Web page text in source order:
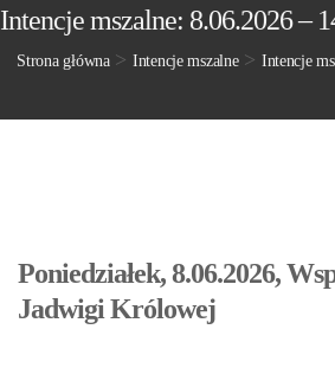
Intencje mszalne: 8.06.2026 –
Strona główna> Intencje mszalne> Intencje
Poniedziałek, 8.06.2026,
Jadwigi Królowej